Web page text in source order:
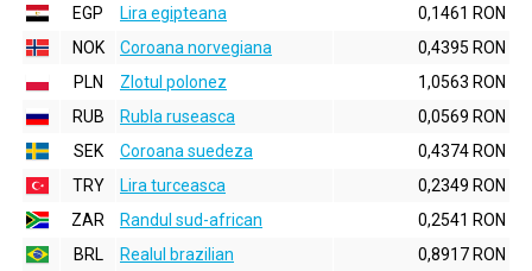
EGP
Lira egipteana
0,1461 RON
NOK
Coroana norvegiana
0,4395 RON
PLN
Zlotul polonez
1,0563 RON
RUB
Rubla ruseasca
0,0569 RON
SEK
Coroana suedeza
0,4374 RON
TRY
Lira turceasca
0,2349 RON
ZAR
Randul sud-african
0,2541 RON
BRL
Realul brazilian
0,8917 RON